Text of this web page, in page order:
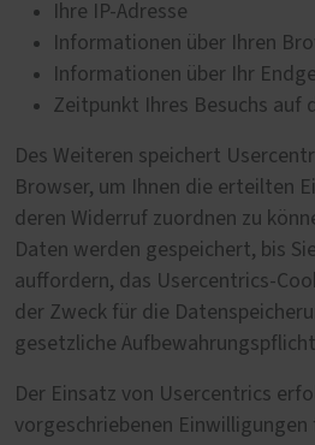
Ihre IP-Adresse
Informationen über Ihren
Informationen über Ihr
Zeitpunkt Ihres Besuchs auf
Des Weiteren speichert
Browser, um Ihnen die erteilten
deren Widerruf zuordnen zu
Daten werden gespeichert, bis
auffordern, das Usercentrics-
der Zweck für die
gesetzliche
Der Einsatz von Usercentrics
vorgeschriebenen Einwilligungen